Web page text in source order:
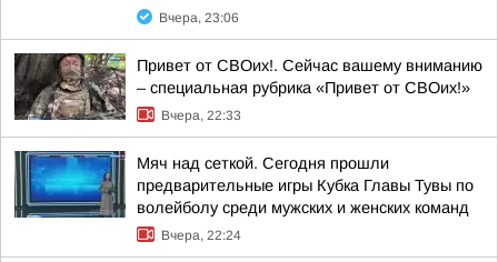
Вчера, 23:06
Привет от СВОих!. Сейчас вашему вниманию
– специальная рубрика «Привет от СВОих!»
Вчера, 22:33
Мяч над сеткой. Сегодня прошли
предварительные игры Кубка Главы Тувы по
волейболу среди мужских и женских команд
Вчера, 22:24